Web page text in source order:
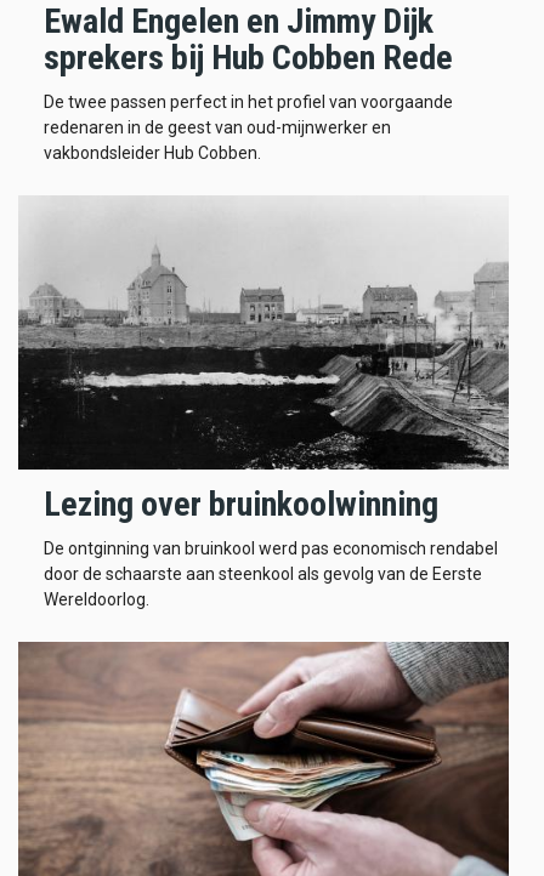
Ewald Engelen en Jimmy Dijk
sprekers bij Hub Cobben Rede
De twee passen perfect in het profiel van voorgaande
redenaren in de geest van oud-mijnwerker en
vakbondsleider Hub Cobben.
Lezing over bruinkoolwinning
De ontginning van bruinkool werd pas economisch rendabel
door de schaarste aan steenkool als gevolg van de Eerste
Wereldoorlog.